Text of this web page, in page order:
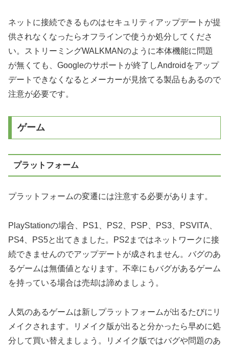
ネットに接続できるものはセキュリティアップデートが提
供されなくなったらオフラインで使うか処分してくださ
い。ストリーミングWALKMANのように本体機能に問題
が無くても、Googleのサポートが終了しAndroidをアップ
デートできなくなるとメーカーが見捨てる製品もあるので
注意が必要です。
ゲーム
プラットフォーム
プラットフォームの変遷には注意する必要があります。
PlayStationの場合、PS1、PS2、PSP、PS3、PSVITA、
PS4、PS5と出てきました。PS2まではネットワークに接
続できませんのでアップデートが成されません。バグのあ
るゲームは無価値となります。不幸にもバグがあるゲーム
を持っている場合は売却は諦めましょう。
人気のあるゲームは新しプラットフォームが出るたびにリ
メイクされます。リメイク版が出ると分かったら早めに処
分して買い替えましょう。リメイク版ではバグや問題のあ